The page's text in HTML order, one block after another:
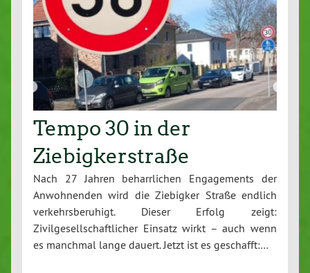
Tempo 30 in der
Ziebigkerstraße
Nach 27 Jahren beharrlichen Engagements der
Anwohnenden wird die Ziebigker Straße endlich
verkehrsberuhigt. Dieser Erfolg zeigt:
Zivilgesellschaftlicher Einsatz wirkt – auch wenn
es manchmal lange dauert. Jetzt ist es geschafft:…